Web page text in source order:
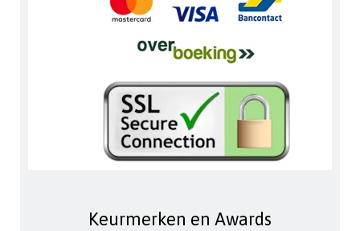
Keurmerken en Awards